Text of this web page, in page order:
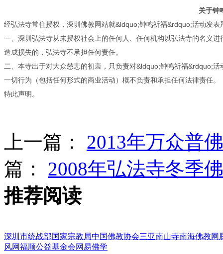
关于钟
经弘法寺常住授权，深圳佛教网站就&ldquo;钟鸣祈福&rdquo;活动发表
一、深圳弘法寺从未授权社会上的任何人、任何机构以弘法寺的名义
造成损失的，弘法寺不承担任何责任。
二、本寺出于对大众慈悲的初衷，只负责对&ldquo;钟鸣祈福&rdquo;
一切行为（包括任何形式的商业活动）概不负责和承担任何法律责任。
特此声明。
上一篇： 2013年万众普
篇： 2008年弘法寺冬季
推荐阅读
深圳市统战部国家宗教局中国佛教协会三亚南山寺南海佛教网
风网福顺公益基金会网易佛学